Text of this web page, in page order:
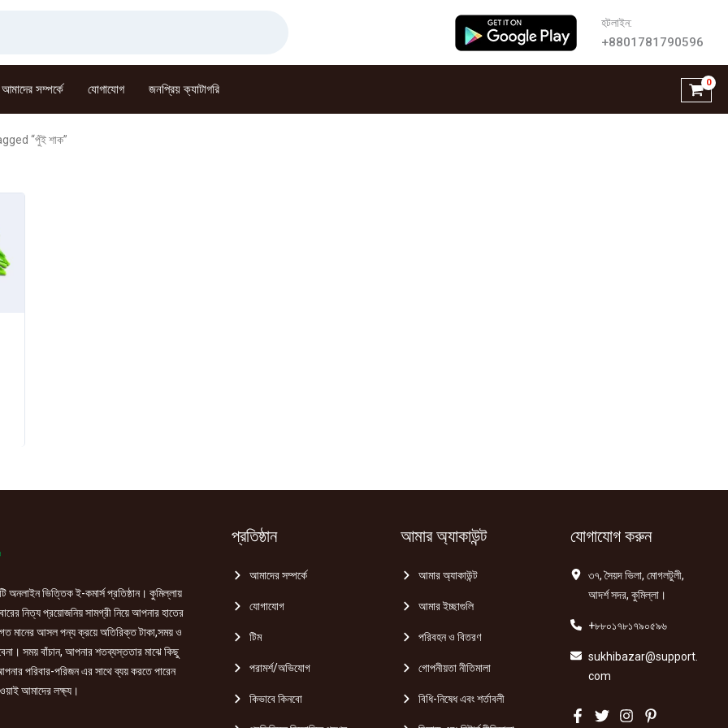
হটলাইন:
+8801781790596
আমাদের সম্পর্কে যোগাযোগ জনপ্রিয় ক্যাটাগরি
“পুঁই শাক”
অনলাইন ভিত্তিক ই-কমার্স প্রতিষ্ঠান। কুমিল্লায়
নিত্য প্রয়োজনিয় সামগ্রী নিয়ে আপনার হাতের
মানের আসল পন্য ক্রয়ে অতিরিক্ত টাকা,সময় ও
সময় বাঁচান, আপনার শতব্যস্ততার মাঝে কিছু
পরিবার-পরিজন এর সাথে ব্যয় করতে পারেন
আমাদের লক্ষ্য।
প্রতিষ্ঠান
আমাদের সম্পর্কে
যোগাযোগ
টিম
পরামর্শ/অভিযোগ
কিভাবে কিনবো
আমার অ্যাকাউন্ট
আমার অ্যাকাউন্ট
আমার ইচ্ছাগুলি
পরিবহন ও বিতরণ
গোপনীয়তা নীতিমালা
বিধি-নিষেধ এবং শর্তাবলী
যোগাযোগ করুন
৩৭, সৈয়দ ভিলা, মোগলটুলী,
আদর্শ সদর, কুমিল্লা।
+৮৮০১৭৮১৭৯০৫৯৬
sukhibazar@support.
com